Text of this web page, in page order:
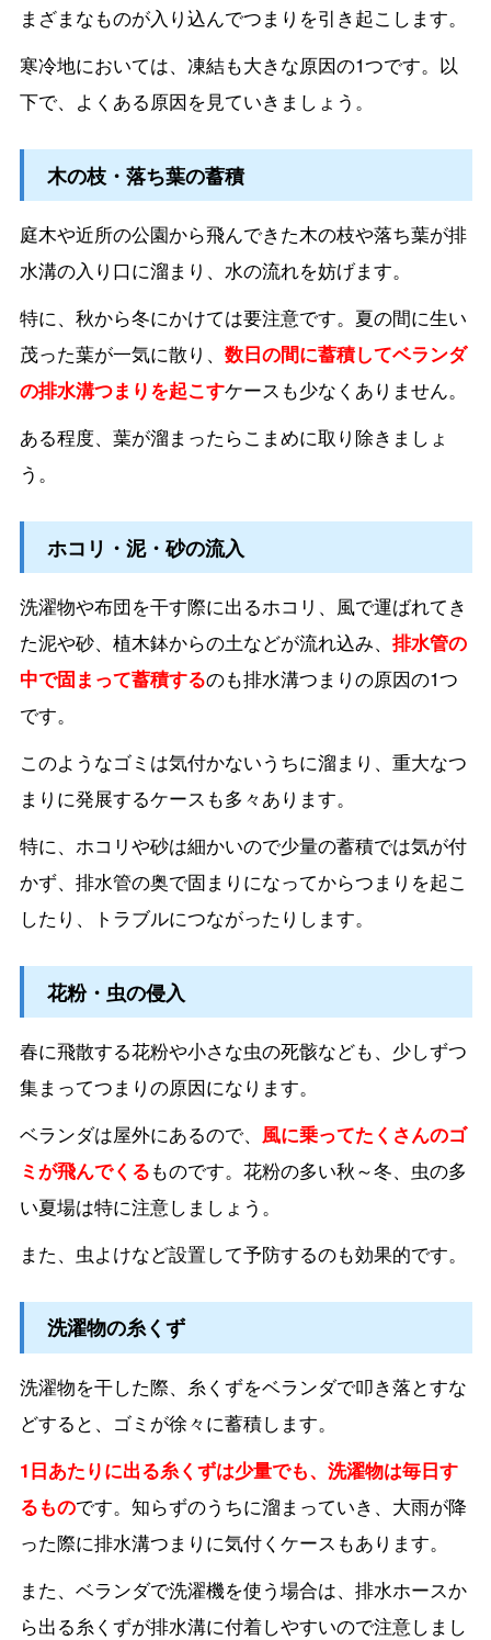
まざまなものが入り込んでつまりを引き起こします。
寒冷地においては、凍結も大きな原因の1つです。以
下で、よくある原因を見ていきましょう。
木の枝・落ち葉の蓄積
庭木や近所の公園から飛んできた木の枝や落ち葉が排
水溝の入り口に溜まり、水の流れを妨げます。
特に、秋から冬にかけては要注意です。夏の間に生い
茂った葉が一気に散り、 数日の間に蓄積してベランダ
の排水溝つまりを起こすケースも少なくありません。
ある程度、葉が溜まったらこまめに取り除きましょ
う。
ホコリ・泥・砂の流入
洗濯物や布団を干す際に出るホコリ、風で運ばれてき
た泥や砂、植木鉢からの土などが流れ込み、 排水管の
中で固まって蓄積するのも排水溝つまりの原因の1つ
です。
このようなゴミは気付かないうちに溜まり、重大なつ
まりに発展するケースも多々あります。
特に、ホコリや砂は細かいので少量の蓄積では気が付
かず、排水管の奥で固まりになってからつまりを起こ
したり、トラブルにつながったりします。
花粉・虫の侵入
春に飛散する花粉や小さな虫の死骸なども、少しずつ
集まってつまりの原因になります。
ベランダは屋外にあるので、 風に乗ってたくさんのゴ
ミが飛んでくるものです。花粉の多い秋～冬、虫の多
い夏場は特に注意しましょう。
また、虫よけなど設置して予防するのも効果的です。
洗濯物の糸くず
洗濯物を干した際、糸くずをベランダで叩き落とすな
どすると、ゴミが徐々に蓄積します。
1日あたりに出る糸くずは少量でも、洗濯物は毎日す
るものです。知らずのうちに溜まっていき、大雨が降
った際に排水溝つまりに気付くケースもあります。
また、ベランダで洗濯機を使う場合は、排水ホースか
ら出る糸くずが排水溝に付着しやすいので注意しまし